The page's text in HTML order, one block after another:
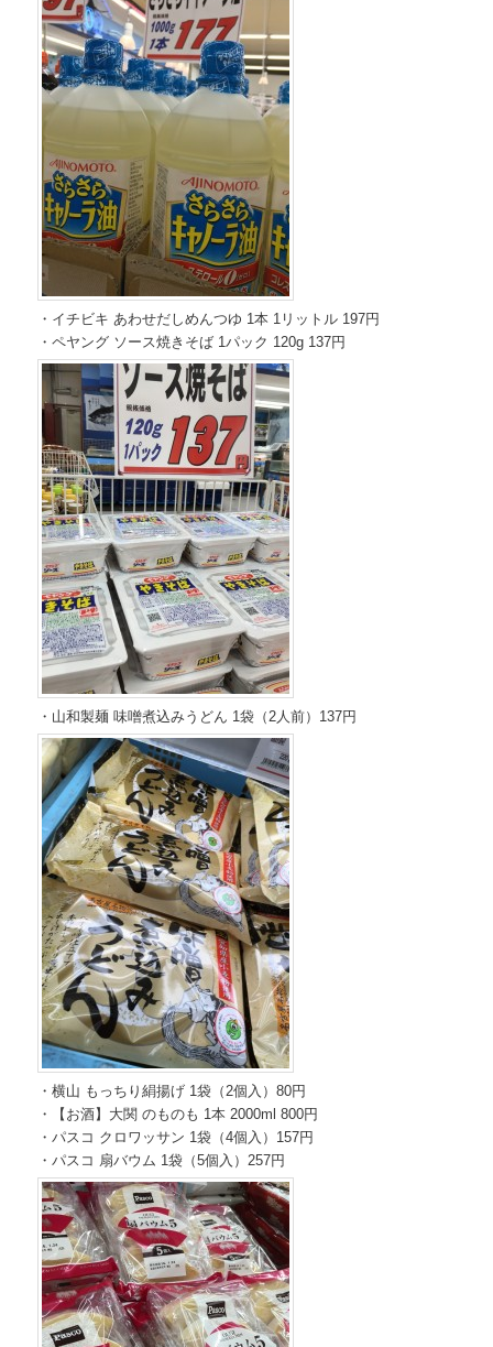
・イチビキ あわせだしめんつゆ 1本 1リットル 197円
・ペヤング ソース焼きそば 1パック 120g 137円
・山和製麺 味噌煮込みうどん 1袋（2人前）137円
・横山 もっちり絹揚げ 1袋（2個入）80円
・【お酒】大関 のものも 1本 2000ml 800円
・パスコ クロワッサン 1袋（4個入）157円
・パスコ 扇バウム 1袋（5個入）257円